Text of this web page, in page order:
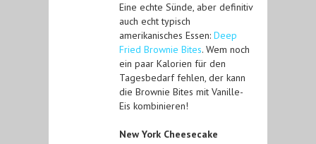
Eine echte Sünde, aber definitiv
auch echt typisch
amerikanisches Essen: Deep
Fried Brownie Bites. Wem noch
ein paar Kalorien für den
Tagesbedarf fehlen, der kann
die Brownie Bites mit Vanille-
Eis kombinieren!
New York Cheesecake